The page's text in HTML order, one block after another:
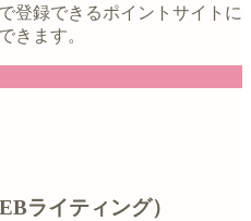
登録できるポイントサイトに
きます。
ライティング）